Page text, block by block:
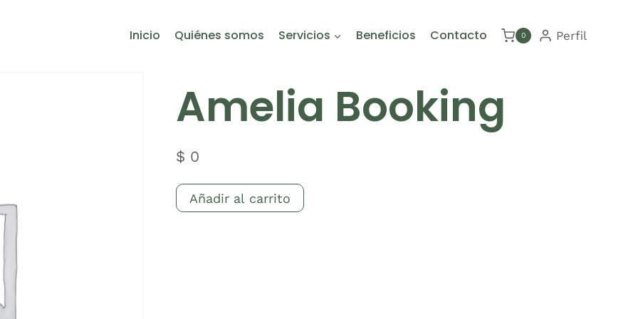
Inicio Quiénes somos Servicios Beneficios Contacto 0 Perfil
Amelia Booking
$ 0
Amelia
Booking
Añadir al carrito